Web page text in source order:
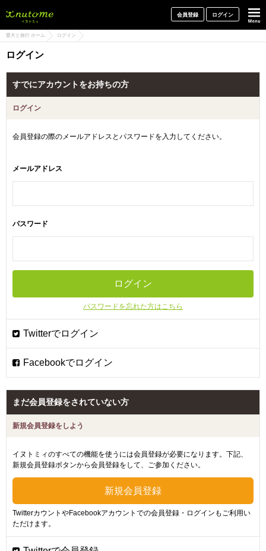
会員登録 ログイン
愛犬と旅行 ホーム ログイン
ログイン
すでにアカウントをお持ちの方
ログイン
会員登録の際のメールアドレスとパスワードを入力してください。
メールアドレス
パスワード
パスワードを忘れた方はこちら
まだ会員登録をされていない方
新規会員登録をしよう
イヌトミィのすべての機能を使うには会員登録が必要になります。下記、
新規会員登録ボタンから会員登録をして、ご参加ください。
TwitterカウントやFacebookアカウントでの会員登録・ログインもご利用い
ただけます。